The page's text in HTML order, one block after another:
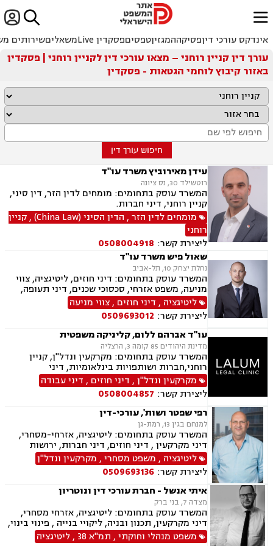

ﱐ
אינדקס עורכי דיןפסיקההמגזיןטפסיםפסקדין Live משאליםשירותים
עורך דין קניין רוחני – מצאו עורכי דין לקניין רוחני | פסקדין
באזור קיבוץ לוחמי הגטאות - פסקדין
חיפוש עורך דין
עידן מאירוביץ משרד עו"ד
רוטשילד 30, נס ציונה
המשרד עוסק בתחומים: מומחים לדין הזר, דין סיני,
קניין רוחני, דיני חברות.
מומחים לדין הזר, הדין הסיני (China Law) ,קניין
רוחני
ליצירת קשר: 0508004918
שאול פיש משרד עו"ד
נחלת יצחק 10, תל-אביב
המשרד עוסק בתחומים: דיני חוזים, ליטיגציה, צווי
מניעה, משפט אזרחי, סכסוכי שכנים, דיני תעופה,
נזקי רכוש, דיני צרכנות ותיירות, קניין רוחני, זכויות
יוצרים, הגנת הפרטיות, תביעות ייצוגיות, לשון הרע,
פינוי מושכר
ליטיגציה , דיני חוזים ,צווי מניעה
ליצירת קשר: 0509693012
עו"ד אברהם ללום, קליניקה משפטית
מדינת היהודים 85 קומה 3, הרצליה
המשרד עוסק בתחומים: מקרקעין ונדל"ן, קניין
רוחני,חברות ושותפויות בינלאומיות, דיני
חברות,מיסוי בינלאומי ותכנון מס,בינה מלאכותית
(AI) וטכנולוגיה,יישוב סכסוכים ,ביטחון וניהול
משברים,,ייעוץ רגולטורי וחקיקה
מקרקעין ונדל"ן, דיני חוזים , דיני עבודה
ליצירת קשר: 0508004857
רפי שפטר ושות', עורכי-דין
למנחם בגין 13, רמת-גן
המשרד עוסק בתחומים: ליטיגציה, אזרחי-מסחרי,
דיני מקרקעין , דיני חוזים, דיני חברות, ירושות
וצוואות, לשון הרע, קניין רוחני, מכרזים
ליטיגציה , משפט מסחרי, מקרקעין ונדל"ן
ליצירת קשר: 0509693136
איתי אנשל - חברת עורכי דין ונוטריון
מצדה 7, בני ברק
המשרד עוסק בתחומים: ליטיגציה, אזרחי מסחרי,
דיני מקרקעין, תכנון ובניה, ליקויי בנייה , פינוי בינוי,
קבוצות רכישה, עסקאות מכר דירה, פינוי מושכר,
משפט מנהלי וחוקתי, תמ"א 38 ,ליטיגציה